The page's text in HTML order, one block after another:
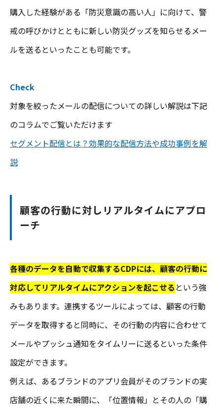
購入した経験がある「防災意識の高い人」に向けて、警
戒の呼びかけとともに新しい防災グッズを知らせるメー
ルを送るといったことも可能です。
Check
対象を絞ったメールの配信についての詳しい解説は下記
のコラムでご覧いただけます
セグメント配信とは？効果的な配信方法や成功事例を解
説
顧客の行動に対しリアルタイムにアプロ
ーチ
各種のデータを自動で収集するCDPには、顧客の行動に
対応してリアルタイムにアクションを起こせる という強
みもあります。連携するツールによっては、顧客の行動
データを取得すると同時に、その行動の内容に合わせて
メールやプッシュ通知をタイムリーに送るといった条件
設定ができます。
例えば、あるブランドのアプリ会員がそのブランドの実
店舗の近くに来た瞬間に、「位置情報」とその人の「購